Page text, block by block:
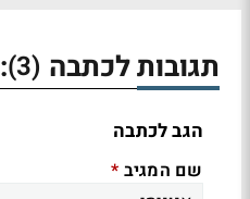
תגובות לכתבה (3)
:
הגב לכתבה
שם המגיב *